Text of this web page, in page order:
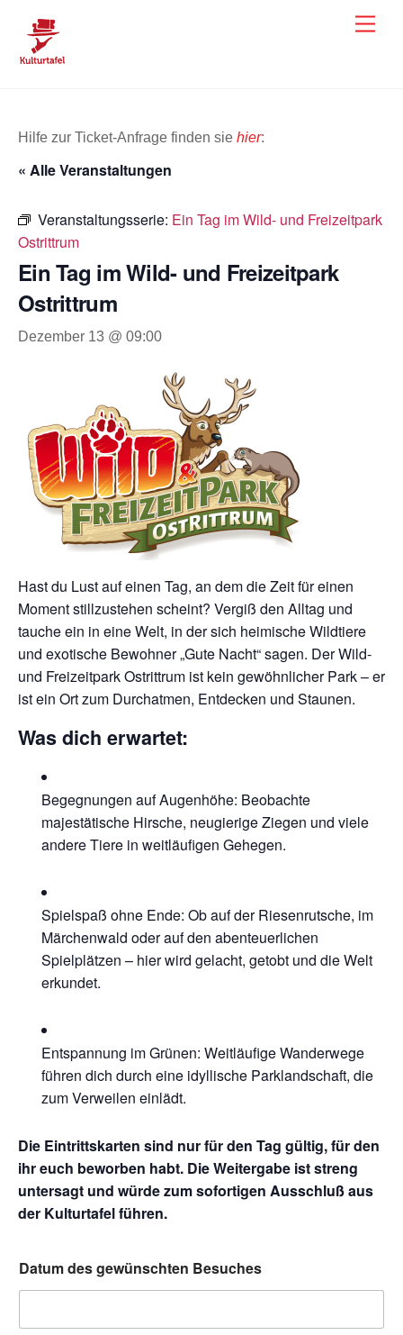
content
Hilfe zur Ticket-Anfrage finden sie hier:
« Alle Veranstaltungen
Veranstaltungsserie: Ein Tag im Wild- und Freizeitpark
Ostrittrum
Ein Tag im Wild- und Freizeitpark
Ostrittrum
Dezember 13 @ 09:00
Hast du Lust auf einen Tag, an dem die Zeit für einen
Moment stillzustehen scheint? Vergiß den Alltag und
tauche ein in eine Welt, in der sich heimische Wildtiere
und exotische Bewohner „Gute Nacht“ sagen. Der Wild-
und Freizeitpark Ostrittrum ist kein gewöhnlicher Park – er
ist ein Ort zum Durchatmen, Entdecken und Staunen.
Was dich erwartet:
Begegnungen auf Augenhöhe: Beobachte
majestätische Hirsche, neugierige Ziegen und viele
andere Tiere in weitläufigen Gehegen.
Spielspaß ohne Ende: Ob auf der Riesenrutsche, im
Märchenwald oder auf den abenteuerlichen
Spielplätzen – hier wird gelacht, getobt und die Welt
erkundet.
Entspannung im Grünen: Weitläufige Wanderwege
führen dich durch eine idyllische Parklandschaft, die
zum Verweilen einlädt.
Die Eintrittskarten sind nur für den Tag gültig, für den
ihr euch beworben habt. Die Weitergabe ist streng
untersagt und würde zum sofortigen Ausschluß aus
der Kulturtafel führen.
Datum des gewünschten Besuches